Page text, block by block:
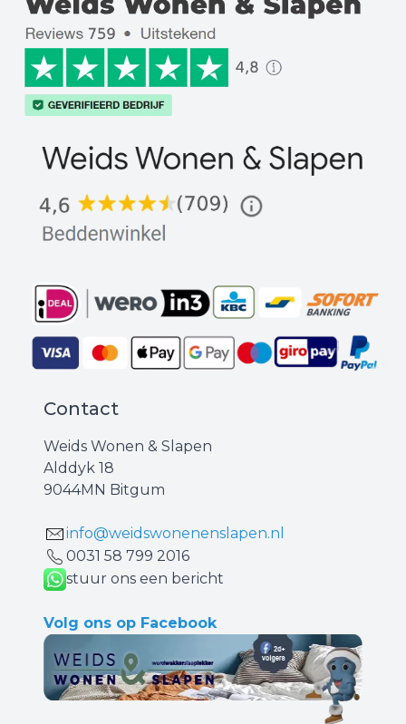
Contact
Weids Wonen & Slapen
Alddyk 18
9044MN Bitgum
info@weidswonenenslapen.nl
0031 ‪58 799 2016‬
stuur ons een bericht
Volg ons op Facebook